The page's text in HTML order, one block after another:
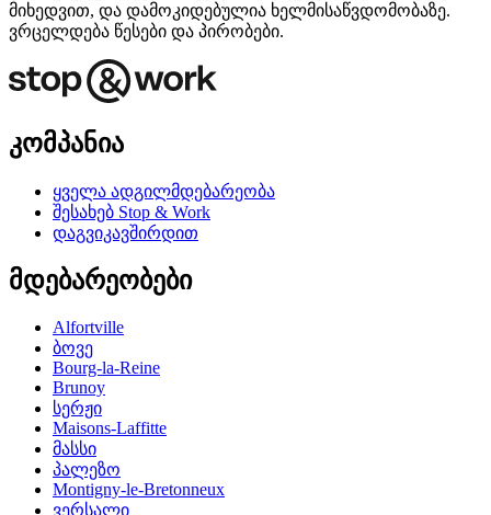
მიხედვით, და დამოკიდებულია ხელმისაწვდომობაზე.
ვრცელდება წესები და პირობები.
კომპანია
ყველა ადგილმდებარეობა
შესახებ Stop & Work
დაგვიკავშირდით
მდებარეობები
Alfortville
ბოვე
Bourg-la-Reine
Brunoy
სერჟი
Maisons-Laffitte
მასსი
პალეზო
Montigny-le-Bretonneux
ვერსალი